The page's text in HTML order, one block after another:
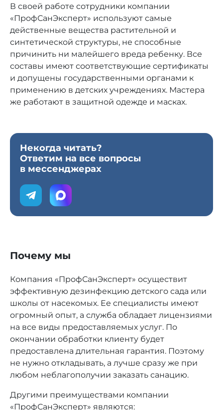
В своей работе сотрудники компании
«ПрофСанЭксперт» используют самые
действенные вещества растительной и
синтетической структуры, не способные
причинить ни малейшего вреда ребенку. Все
составы имеют соответствующие сертификаты
и допущены государственными органами к
применению в детских учреждениях. Мастера
же работают в защитной одежде и масках.
Некогда читать?
Ответим на все вопросы
в мессенджерах
Почему мы
Компания «ПрофСанЭксперт» осуществит
эффективную дезинфекцию детского сада или
школы от насекомых. Ее специалисты имеют
огромный опыт, а служба обладает лицензиями
на все виды предоставляемых услуг. По
окончании обработки клиенту будет
предоставлена длительная гарантия. Поэтому
не нужно откладывать, а лучше сразу же при
любом неблагополучии заказать санацию.
Другими преимуществами компании
«ПрофСанЭксперт» являются: